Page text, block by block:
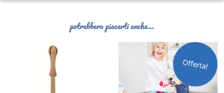
potrebbero piacerti anche...
Offerta!
Il
prezzo
originale
era:
110,00€.
Il
prezzo
attuale
89,90€.